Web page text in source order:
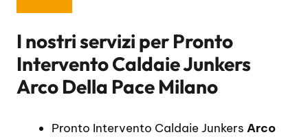
I nostri servizi perPronto
Intervento Caldaie Junkers
Arco Della Pace Milano
Pronto Intervento Caldaie Junkers Arco